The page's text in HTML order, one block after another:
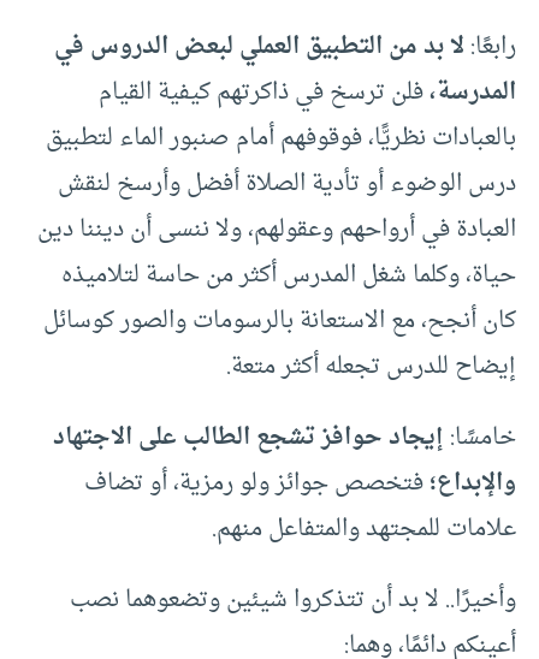
رابعًا:لا بد من التطبيق العملي لبعض الدروس في
المدرسة،فلن ترسخ في ذاكرتهم كيفية القيام
بالعبادات نظريًّا، فوقوفهم أمام صنبور الماء لتطبيق
درس الوضوء أو تأدية الصلاة أفضل وأرسخ لنقش
العبادة في أرواحهم وعقولهم، ولا ننسى أن ديننا دين
حياة، وكلما شغل المدرس أكثر من حاسة لتلاميذه
كان أنجح، مع الاستعانة بالرسومات والصور كوسائل
إيضاح للدرس تجعله أكثر متعة.
خامسًا:إيجاد حوافز تشجع الطالب على الاجتهاد
والإبداع؛فتخصص جوائز ولو رمزية، أو تضاف
علامات للمجتهد والمتفاعل منهم.
وأخيرًا.. لا بد أن تتذكروا شيئين وتضعوهما نصب
أعينكم دائمًا، وهما: